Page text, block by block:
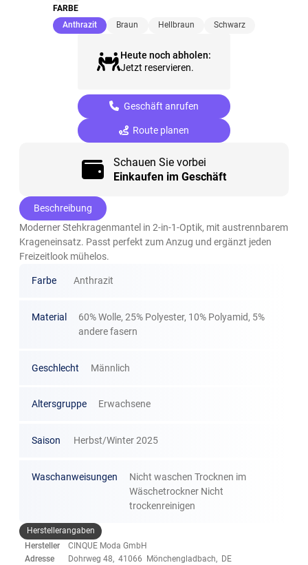
FARBE
Anthrazit(ausgewählt)
Braun Hellbraun Schwarz
Heute noch abholen:
Jetzt reservieren.
Geschäft anrufen
Route planen
Schauen Sie vorbei
Einkaufen im Geschäft
Beschreibung
Moderner Stehkragenmantel in 2-in-1-Optik, mit austrennbarem
Krageneinsatz. Passt perfekt zum Anzug und ergänzt jeden
Freizeitlook mühelos.
Farbe Anthrazit
Material
60% Wolle, 25% Polyester, 10% Polyamid, 5%
andere fasern
Geschlecht Männlich
Altersgruppe Erwachsene
Saison Herbst/Winter 2025
Waschanweisungen
Nicht waschen Trocknen im
Wäschetrockner Nicht
trockenreinigen
Herstellerangaben
Hersteller
CINQUE Moda GmbH
Adresse
Dohrweg 48, 41066 Mönchengladbach, DE